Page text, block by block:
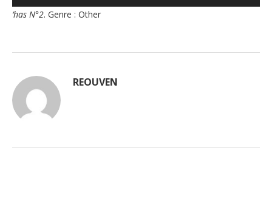
audio
‘has N°2. Genre : Other
REOUVEN